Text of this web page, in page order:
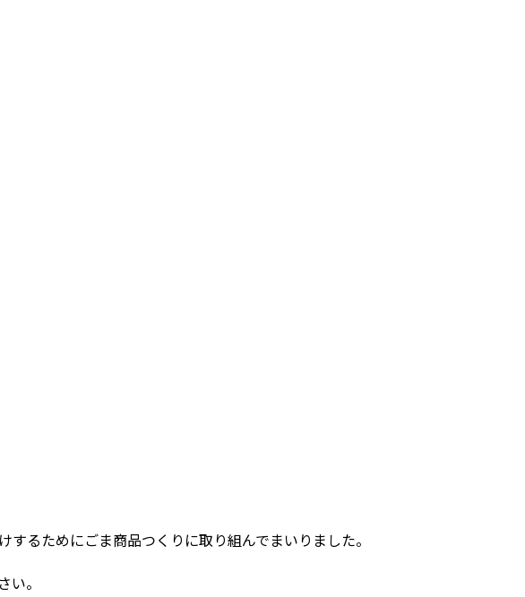
るためにごま商品つくりに取り組んでまいりました。
。